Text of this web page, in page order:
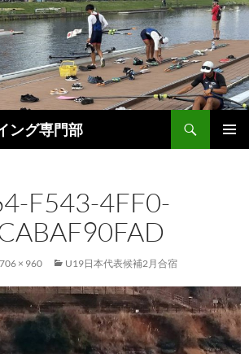
ング専門部
F543-4FF0-
× 960 U19日本代表候補2月合宿